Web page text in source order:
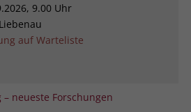
9.00 Uhr
auf Warteliste
neueste Forschungen